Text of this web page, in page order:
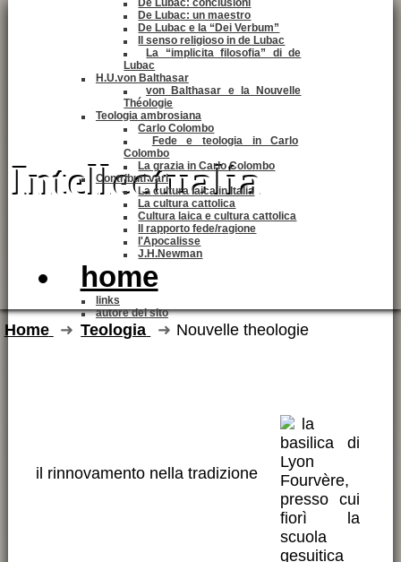
Intellectualia
De Lubac: conclusioni
De Lubac: un maestro
De Lubac e la “Dei Verbum”
Il senso religioso in de Lubac
La “implicita filosofia” di de
Lubac
H.U.von Balthasar
von Balthasar e la Nouvelle
Théologie
Teologia ambrosiana
Carlo Colombo
Fede e teologia in Carlo
Colombo
La grazia in Carlo Colombo
Contributi vari
La cultura laica in Italia
La cultura cattolica
Cultura laica e cultura cattolica
Il rapporto fede/ragione
l'Apocalisse
J.H.Newman
home
links
autore del sito
Home Teologia Nouvelle theologie
il rinnovamento nella tradizione